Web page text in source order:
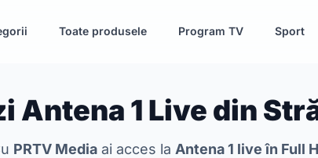
Toate produsele Program TV Sport
Antena 1 Live din
PRTV Media ai acces la Antena 1 live în Full